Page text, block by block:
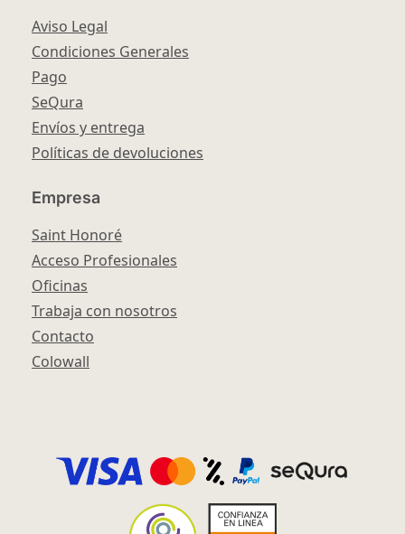
Aviso Legal
Condiciones Generales
Pago
SeQura
Envíos y entrega
Políticas de devoluciones
Empresa
Saint Honoré
Acceso Profesionales
Oficinas
Trabaja con nosotros
Contacto
Colowall